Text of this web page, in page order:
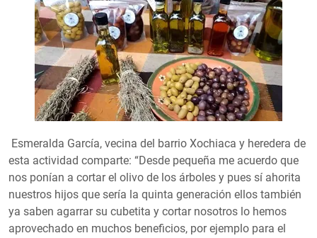
Esmeralda García, vecina del barrio Xochiaca y heredera de
esta actividad comparte: “Desde pequeña me acuerdo que
nos ponían a cortar el olivo de los árboles y pues sí ahorita
nuestros hijos que sería la quinta generación ellos también
ya saben agarrar su cubetita y cortar nosotros lo hemos
aprovechado en muchos beneficios, por ejemplo para el